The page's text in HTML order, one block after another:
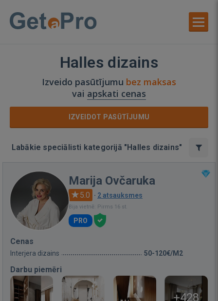
Halles dizains
Izveido pasūtījumu bez maksas
vai apskati cenas
IZVEIDOT PASŪTĪJUMU
Labākie speciālisti kategorijā "Halles dizains"
Marija Ovčaruka
5.0 · 2 atsauksmes
Bija vietnē: Pirms 16 st.
PRO
Cenas
Interjera dizains 50-120€/M2
Darbu piemēri
+428